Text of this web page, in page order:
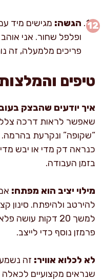
הגשה:
פריכים מלמעלה, זה
טיפים
איך יודעים שהבצק
שאפשר לראות דרכה
“שקופה” ונקרעת
כנראה דק מדי או יבש
בזמן העבודה.
מילוי יציב הוא מפתח:
להירטב ולהיפתח. סינון
פרמזן נוסף כדי לייצב.
לא לכלוא אוויר: זה
שנראים מקצועיים